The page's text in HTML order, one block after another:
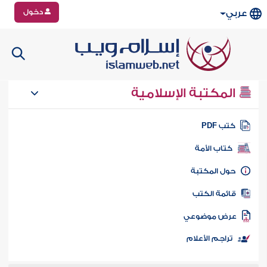
عربي دخول
المكتبة الإسلامية
كتب PDF
كتاب الأمة
المكتبة
الكتب
موضوعي